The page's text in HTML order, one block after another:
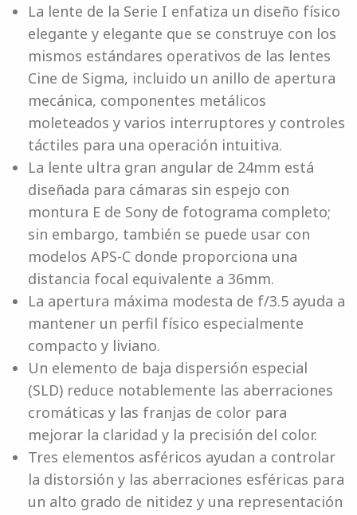
La lente de la Serie I enfatiza un diseño físico
elegante y elegante que se construye con los
mismos estándares operativos de las lentes
Cine de Sigma, incluido un anillo de apertura
mecánica, componentes metálicos
moleteados y varios interruptores y controles
táctiles para una operación intuitiva.
La lente ultra gran angular de 24mm está
diseñada para cámaras sin espejo con
montura E de Sony de fotograma completo;
sin embargo, también se puede usar con
modelos APS-C donde proporciona una
distancia focal equivalente a 36mm.
La apertura máxima modesta de f/3.5 ayuda a
mantener un perfil físico especialmente
compacto y liviano.
Un elemento de baja dispersión especial
(SLD) reduce notablemente las aberraciones
cromáticas y las franjas de color para
mejorar la claridad y la precisión del color.
Tres elementos asféricos ayudan a controlar
la distorsión y las aberraciones esféricas para
un alto grado de nitidez y una representación